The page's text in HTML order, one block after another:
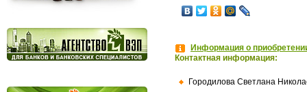
Информация о
Контактная информация:
Городилова Светлана